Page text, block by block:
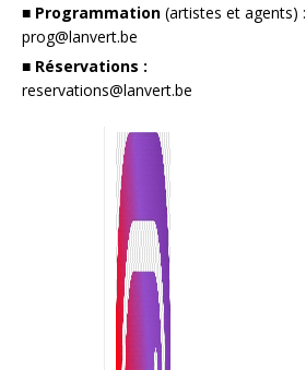
■ Programmation (artistes et agents) :
prog@lanvert.be
■ Réservations :
reservations@lanvert.be